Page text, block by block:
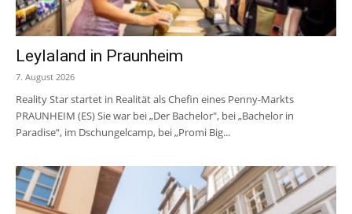
Leylaland in Praunheim
7. August 2026
Reality Star startet in Realität als Chefin eines Penny-Markts
PRAUNHEIM (ES) Sie war bei „Der Bachelor", bei „Bachelor in
Paradise“, im Dschungelcamp, bei „Promi Big...